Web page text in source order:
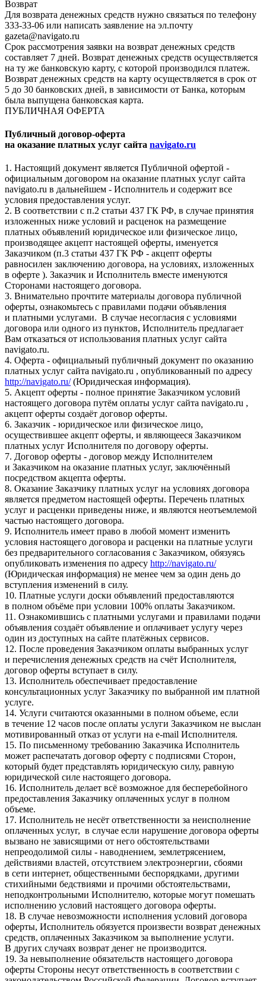
Возврат
Для возврата денежных средств нужно связаться по телефону
333-33-06 или написать заявление на эл.почту
gazeta@navigato.ru
Срок рассмотрения заявки на возврат денежных средств
составляет 7 дней. Возврат денежных средств осуществляется
на ту же банковскую карту, с которой производился платеж.
Возврат денежных средств на карту осуществляется в срок от
5 до 30 банковских дней, в зависимости от Банка, которым
была выпущена банковская карта.
ПУБЛИЧНАЯ ОФЕРТА
Публичный договор-оферта
на оказание платных услуг сайта navigato.ru
1. Настоящий документ является Публичной офертой -
официальным договором на оказание платных услуг сайта
navigato.ru в дальнейшем - Исполнитель и содержит все
условия предоставления услуг.
2. В соответствии с п.2 статьи 437 ГК РФ, в случае принятия
изложенных ниже условий и расценок на размещение
платных объявлений юридическое или физическое лицо,
производящее акцепт настоящей оферты, именуется
Заказчиком (п.3 статьи 437 ГК РФ - акцепт оферты
равносилен заключению договора, на условиях, изложенных
в оферте ). Заказчик и Исполнитель вместе именуются
Сторонами настоящего договора.
3. Внимательно прочтите материалы договора публичной
оферты, ознакомьтесь с правилами подачи объявления
и платными услугами. В случае несогласия с условиями
договора или одного из пунктов, Исполнитель предлагает
Вам отказаться от использования платных услуг сайта
navigato.ru.
4. Оферта - официальный публичный документ по оказанию
платных услуг сайта navigato.ru , опубликованный по адресу
http://navigato.ru/(Юридическая информация).
5. Акцепт оферты - полное принятие Заказчиком условий
настоящего договора путём оплаты услуг сайта navigato.ru ,
акцепт оферты создаёт договор оферты.
6. Заказчик - юридическое или физическое лицо,
осуществившее акцепт оферты, и являющееся Заказчиком
платных услуг Исполнителя по договору оферты.
7. Договор оферты - договор между Исполнителем
и Заказчиком на оказание платных услуг, заключённый
посредством акцепта оферты.
8. Оказание Заказчику платных услуг на условиях договора
является предметом настоящей оферты. Перечень платных
услуг и расценки приведены ниже, и являются неотъемлемой
частью настоящего договора.
9. Исполнитель имеет право в любой момент изменить
условия настоящего договора и расценки на платные услуги
без предварительного согласования с Заказчиком, обязуясь
опубликовать изменения по адресу http://navigato.ru/
(Юридическая информация) не менее чем за один день до
вступления изменений в силу.
10. Платные услуги доски объявлений предоставляются
в полном объёме при условии 100% оплаты Заказчиком.
11. Ознакомившись с платными услугами и правилами подачи
объявления создаёт объявление и оплачивает услугу через
один из доступных на сайте платёжных сервисов.
12. После проведения Заказчиком оплаты выбранных услуг
и перечисления денежных средств на счёт Исполнителя,
договор оферты вступает в силу.
13. Исполнитель обеспечивает предоставление
консультационных услуг Заказчику по выбранной им платной
услуге.
14. Услуги считаются оказанными в полном объеме, если
в течение 12 часов после оплаты услуги Заказчиком не выслан
мотивированный отказ от услуги на e-mail Исполнителя.
15. По письменному требованию Заказчика Исполнитель
может распечатать договор оферту с подписями Сторон,
который будет представлять юридическую силу, равную
юридической силе настоящего договора.
16. Исполнитель делает всё возможное для бесперебойного
предоставления Заказчику оплаченных услуг в полном
объеме.
17. Исполнитель не несёт ответственности за неисполнение
оплаченных услуг, в случае если нарушение договора оферты
вызвано не зависящими от него обстоятельствами
непреодолимой силы - наводнением, землетрясением,
действиями властей, отсутствием электроэнергии, сбоями
в сети интернет, общественными беспорядками, другими
стихийными бедствиями и прочими обстоятельствами,
неподконтрольными Исполнителю, которые могут помешать
исполнению условий настоящего договора оферты.
18. В случае невозможности исполнения условий договора
оферты, Исполнитель обязуется произвести возврат денежных
средств, оплаченных Заказчиком за выполнение услуги.
В других случаях возврат денег не производится.
19. За невыполнение обязательств настоящего договора
оферты Стороны несут ответственность в соответствии с